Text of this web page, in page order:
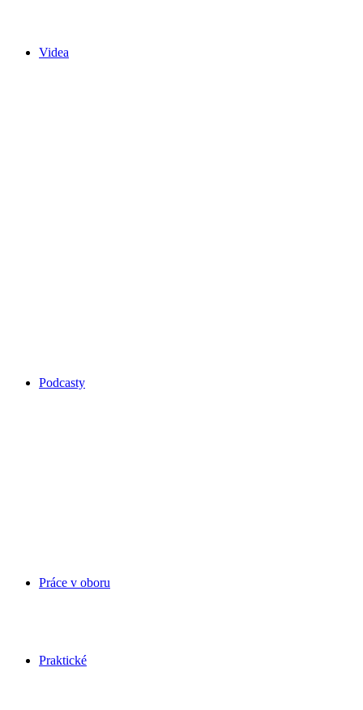
Videa
Podcasty
Práce v oboru
Praktické